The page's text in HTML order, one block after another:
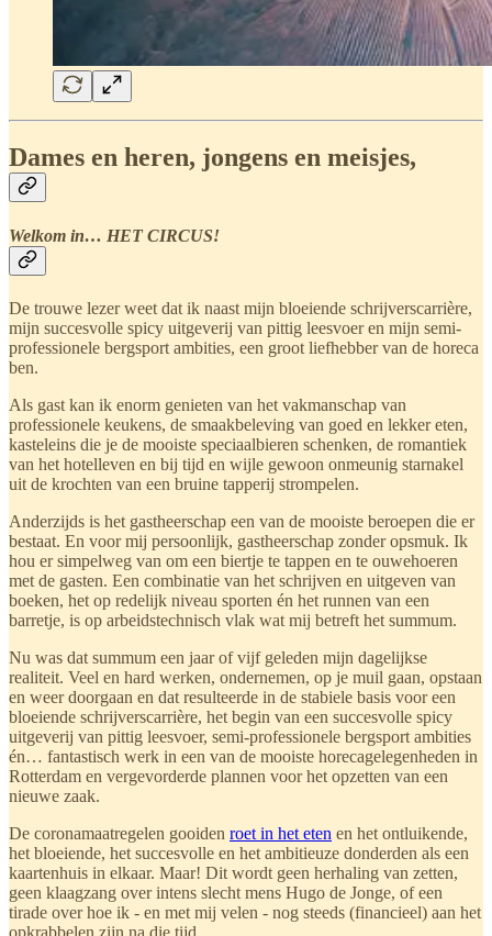
Dames en heren, jongens en meisjes,
Welkom in… HET CIRCUS!
De trouwe lezer weet dat ik naast mijn bloeiende schrijverscarrière,
mijn succesvolle spicy uitgeverij van pittig leesvoer en mijn semi-
professionele bergsport ambities, een groot liefhebber van de horeca
ben.
Als gast kan ik enorm genieten van het vakmanschap van
professionele keukens, de smaakbeleving van goed en lekker eten,
kasteleins die je de mooiste speciaalbieren schenken, de romantiek
van het hotelleven en bij tijd en wijle gewoon onmeunig starnakel
uit de krochten van een bruine tapperij strompelen.
Anderzijds is het gastheerschap een van de mooiste beroepen die er
bestaat. En voor mij persoonlijk, gastheerschap zonder opsmuk. Ik
hou er simpelweg van om een biertje te tappen en te ouwehoeren
met de gasten. Een combinatie van het schrijven en uitgeven van
boeken, het op redelijk niveau sporten én het runnen van een
barretje, is op arbeidstechnisch vlak wat mij betreft het summum.
Nu was dat summum een jaar of vijf geleden mijn dagelijkse
realiteit. Veel en hard werken, ondernemen, op je muil gaan, opstaan
en weer doorgaan en dat resulteerde in de stabiele basis voor een
bloeiende schrijverscarrière, het begin van een succesvolle spicy
uitgeverij van pittig leesvoer, semi-professionele bergsport ambities
én… fantastisch werk in een van de mooiste horecagelegenheden in
Rotterdam en vergevorderde plannen voor het opzetten van een
nieuwe zaak.
De coronamaatregelen gooiden roet in het eten en het ontluikende,
het bloeiende, het succesvolle en het ambitieuze donderden als een
kaartenhuis in elkaar. Maar! Dit wordt geen herhaling van zetten,
geen klaagzang over intens slecht mens Hugo de Jonge, of een
tirade over hoe ik - en met mij velen - nog steeds (financieel) aan het
opkrabbelen zijn na die tijd.